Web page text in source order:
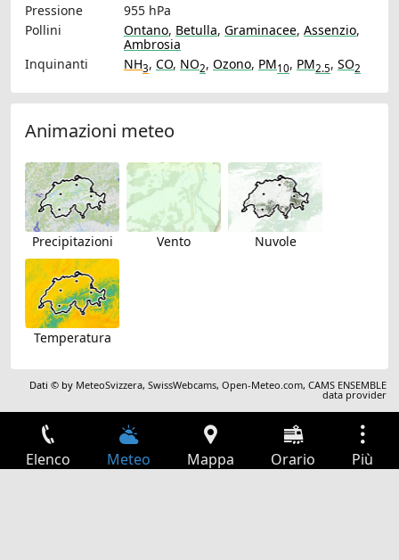
Pressione
955 hPa
Pollini
Ontano, Betulla, Graminacee, Assenzio,
Ambrosia
Inquinanti
NH3, CO, NO2, Ozono, PM10, PM2.5, SO2
Animazioni meteo
Precipitazioni Vento Nuvole
Temperatura
Dati © by MeteoSvizzera,SwissWebcams,Open-Meteo.com,CAMS ENSEMBLE
data provider
Elenco Meteo Mappa Orario Più